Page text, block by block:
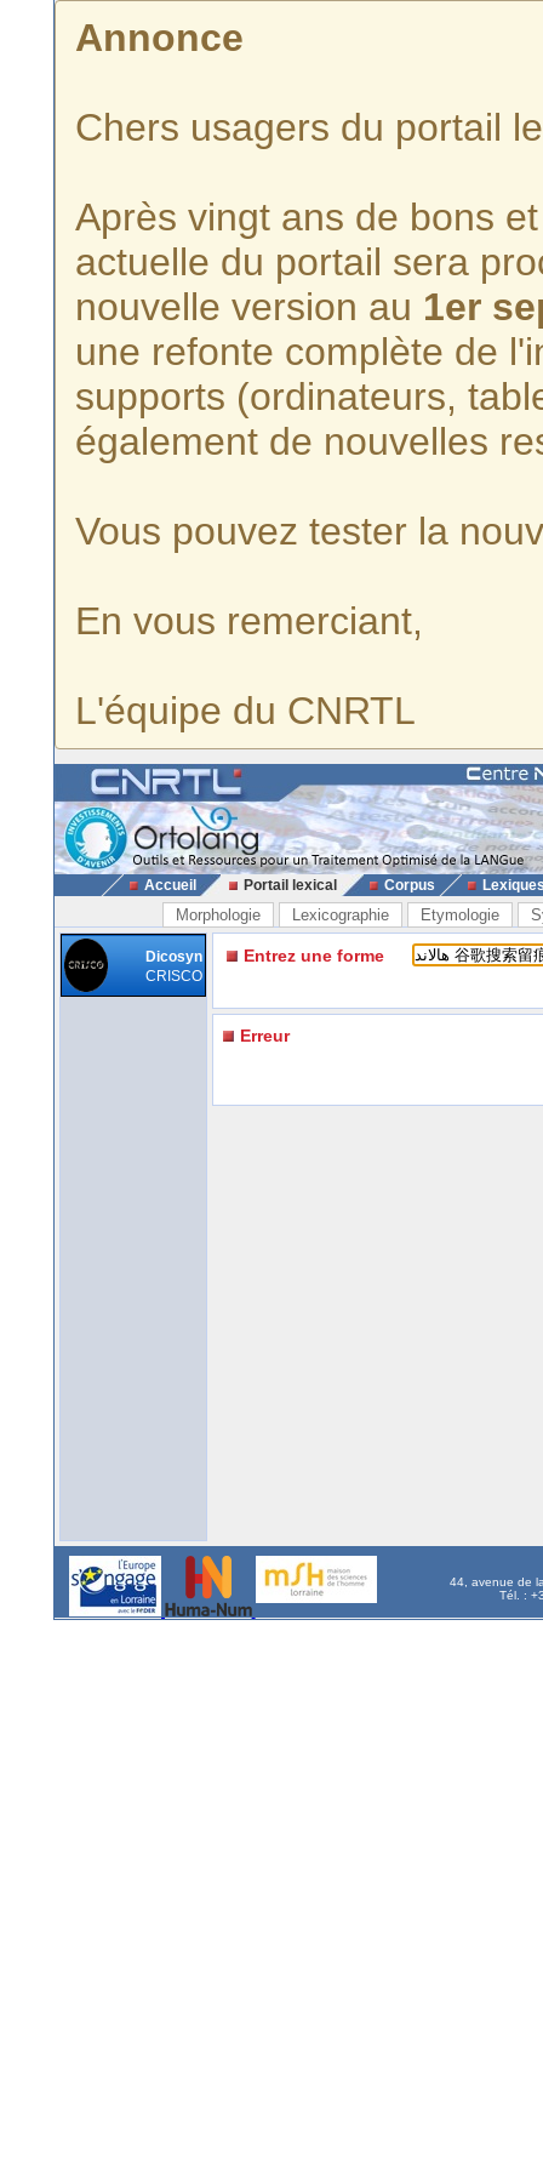
Annonce
Chers usagers du portail
Après vingt ans de bons
actuelle du portail sera
nouvelle version au 1er
une refonte complète de
supports (ordinateurs,
également de nouvelles
Vous pouvez tester la
En vous remerciant,
L'équipe du CNRTL
Accueil Portail lexical Corpus
Morphologie Lexicographie Etymologie
Dicosyn
CRISCO
Entrez une forme
Erreur
44, avenue de
Tél. :